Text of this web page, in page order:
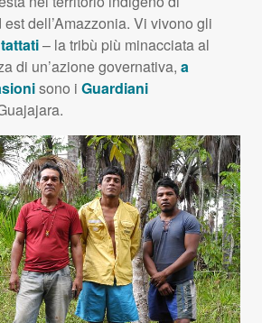
dell’Amazzonia. Vi vivono gli
– la tribù più minacciata al
di un’azione governativa, a
sono i Guardiani